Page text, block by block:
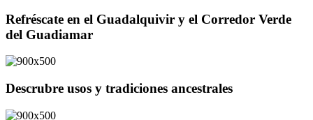
Refréscate en el Guadalquivir y el Corredor Verde
del Guadiamar
Descrubre usos y tradiciones ancestrales